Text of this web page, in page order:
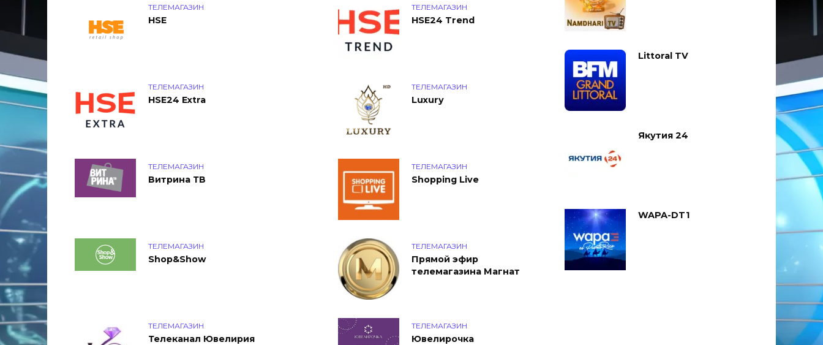
ТЕЛЕМАГАЗИН
HSE
ТЕЛЕМАГАЗИН
HSE24 Trend
ТЕЛЕМАГАЗИН
HSE24 Extra
ТЕЛЕМАГАЗИН
Luxury
ТЕЛЕМАГАЗИН
Витрина ТВ
ТЕЛЕМАГАЗИН
Shopping Live
ТЕЛЕМАГАЗИН
Shop&Show
ТЕЛЕМАГАЗИН
Прямой эфир
телемагазина Магнат
ТЕЛЕМАГАЗИН
Телеканал Ювелирия
ТЕЛЕМАГАЗИН
Ювелирочка
Littoral TV
Якутия 24
WAPA-DT1